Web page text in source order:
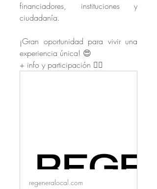
financiadores, instituciones y
ciudadanía.
¡Gran oportunidad para vivir una
experiencia única! 😍
+ info y participación 👇🏻
regeneralocal.com